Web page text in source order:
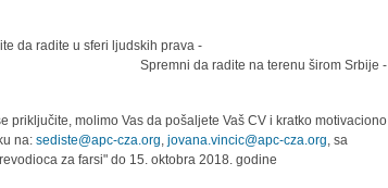
- Aktivistički nastrojeni i želite da radite u sferi ljudskih prava
terenu širom Srbije
priključite, molimo Vas da pošaljete Vaš CV i kratko motivaciono
na:sediste@apc-cza.org,jovana.vincic@apc-cza.org, sa
za farsi" do 15. oktobra 2018. godine.